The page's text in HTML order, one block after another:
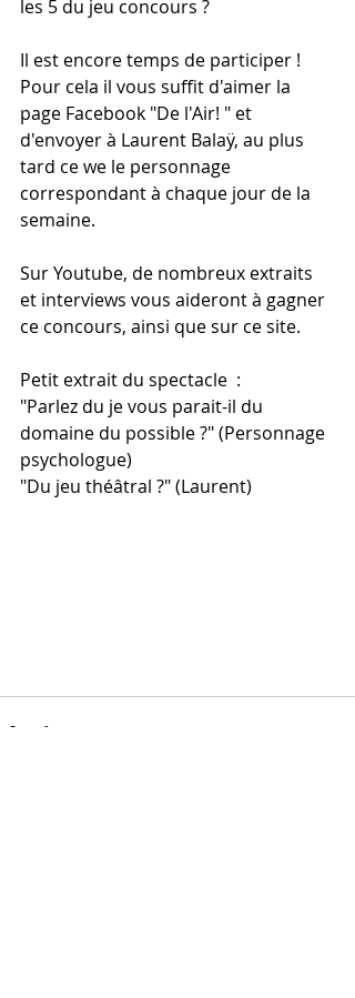
les 5 du jeu concours ?
Il est encore temps de participer !
Pour cela il vous suffit d'aimer la
page Facebook "De l'Air! " et
d'envoyer à Laurent Balaÿ, au plus
tard ce we le personnage
correspondant à chaque jour de la
semaine.
Sur Youtube, de nombreux extraits
et interviews vous aideront à gagner
ce concours, ainsi que sur ce site.
Petit extrait du spectacle  :
"Parlez du je vous parait-il du
domaine du possible ?" (Personnage
psychologue)
"Du jeu théâtral ?" (Laurent)